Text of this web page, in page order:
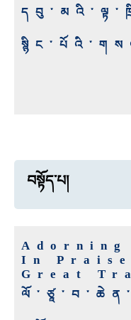
བསྟོད་པ།
Adorning
In
Great